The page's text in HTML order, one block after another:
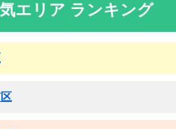
エリア ランキング